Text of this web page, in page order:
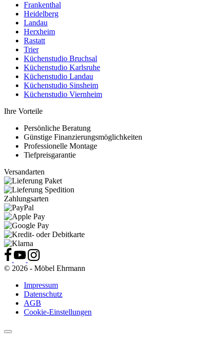
Frankenthal
Heidelberg
Landau
Herxheim
Rastatt
Trier
Küchenstudio Bruchsal
Küchenstudio Karlsruhe
Küchenstudio Landau
Küchenstudio Sinsheim
Küchenstudio Viernheim
Ihre Vorteile
Persönliche Beratung
Günstige Finanzierungsmöglichkeiten
Professionelle Montage
Tiefpreisgarantie
Versandarten
Zahlungsarten
© 2026 - Möbel Ehrmann
Impressum
Datenschutz
AGB
Cookie-Einstellungen